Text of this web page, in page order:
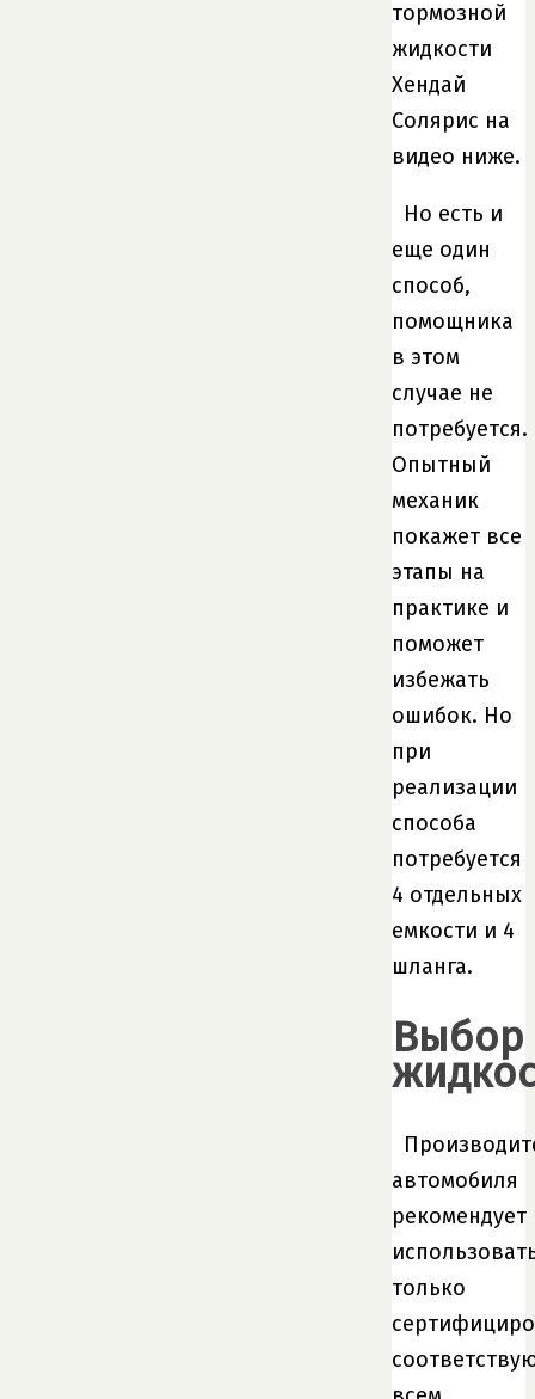
тормозной
жидкости
Хендай
Солярис на
видео ниже.
Но есть и
еще один
способ,
помощника
в этом
случае не
потребуется.
Опытный
механик
покажет все
этапы на
практике и
поможет
избежать
ошибок. Но
при
реализации
способа
потребуется
4 отдельных
емкости и 4
шланга.
Выбор
автомобиля
рекомендует
только